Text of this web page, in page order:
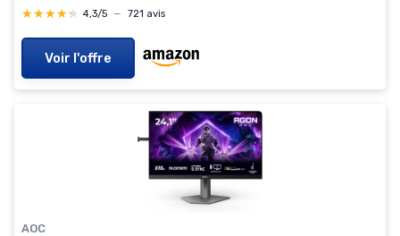
DP 1.4a, USB Type-C (DP Alt., / PD 90W), HDMI 32'' /
★★★★★
★★★★★ 4,3/5 — 721 avis
Voir l'offre
AOC